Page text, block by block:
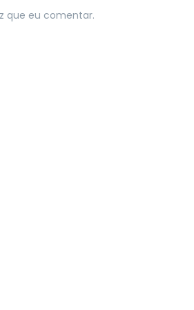
que eu comentar.